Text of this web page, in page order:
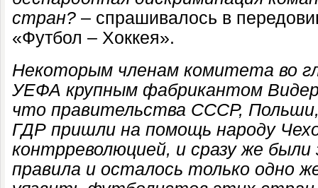
стран? – спрашивалось в
«Футбол – Хоккея».
Некоторым членам комитета во
УЕФА крупным фабрикантом
что правительства СССР,
ГДР пришли на помощь народу
контрреволюцией, и сразу же
правила и осталось только одно